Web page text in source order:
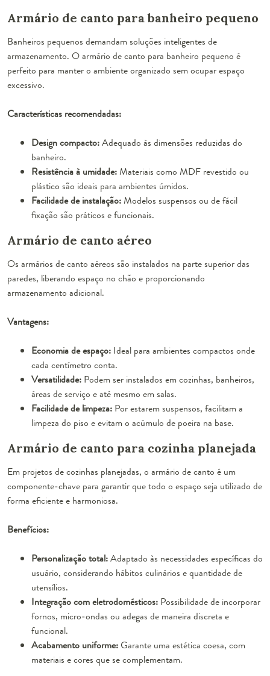
Armário de canto para banheiro pequeno
Banheiros pequenos demandam soluções inteligentes de
armazenamento. O armário de canto para banheiro pequeno é
perfeito para manter o ambiente organizado sem ocupar espaço
excessivo.
Características recomendadas:
Design compacto:Adequado às dimensões reduzidas do
banheiro.
Resistência à umidade:Materiais como MDF revestido ou
plástico são ideais para ambientes úmidos.
Facilidade de instalação:Modelos suspensos ou de fácil
fixação são práticos e funcionais.
Armário de canto aéreo
Os armários de canto aéreos são instalados na parte superior das
paredes, liberando espaço no chão e proporcionando
armazenamento adicional.
Vantagens:
Economia de espaço: Ideal para ambientes compactos onde
cada centímetro conta.
Versatilidade: Podem ser instalados em cozinhas, banheiros,
áreas de serviço e até mesmo em salas.
Facilidade de limpeza: Por estarem suspensos, facilitam a
limpeza do piso e evitam o acúmulo de poeira na base.
Armário de canto para cozinha planejada
Em projetos de cozinhas planejadas, o armário de canto é um
componente-chave para garantir que todo o espaço seja utilizado de
forma eficiente e harmoniosa.
Benefícios:
Personalização total:Adaptado às necessidades específicas do
usuário, considerando hábitos culinários e quantidade de
utensílios.
Integração com eletrodomésticos: Possibilidade de incorporar
fornos, micro-ondas ou adegas de maneira discreta e
funcional.
Acabamento uniforme:Garante uma estética coesa, com
materiais e cores que se complementam.